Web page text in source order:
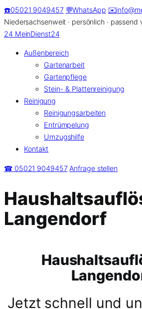
Zum
Inhalt
springen
☎️05021 9049457 💬WhatsApp ✉️
Niedersachsenweit · persönlich · passend
24 MeinDienst24
Außenbereich
Gartenarbeit
Gartenpflege
Stein- & Plattenreinigung
Reinigung
Reinigungsarbeiten
Entrümpelung
Umzugshilfe
Kontakt
☎ 05021 9049457 Anfrage stellen
Langendorf
Jetzt schnell und